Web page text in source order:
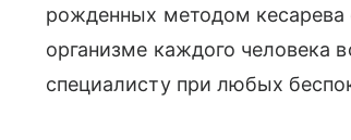
рожденных методом кесарева
организме каждого человека
специалисту при любых